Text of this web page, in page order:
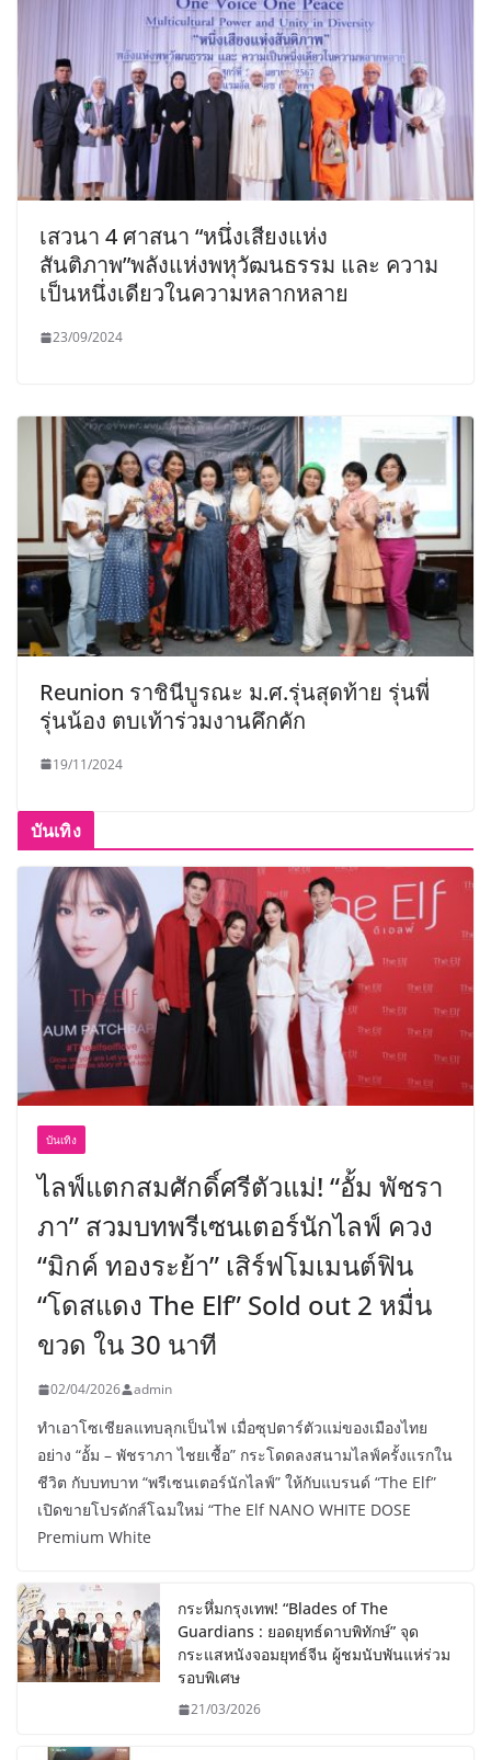
เสวนา 4 ศาสนา “หนึ่งเสียงแห่ง
สันติภาพ”พลังแห่งพหุวัฒนธรรม และ ความ
เป็นหนึ่งเดียวในความหลากหลาย
23/09/2024
Reunion ราชินีบูรณะ ม.ศ.รุ่นสุดท้าย รุ่นพี่
รุ่นน้อง ตบเท้าร่วมงานคึกคัก
19/11/2024
บันเทิง
บันเทิง
ไลฟ์แตกสมศักดิ์ศรีตัวแม่! “อั้ม พัชรา
ภา” สวมบทพรีเซนเตอร์นักไลฟ์ ควง
“มิกค์ ทองระย้า” เสิร์ฟโมเมนต์ฟิน
“โดสแดง The Elf” Sold out 2 หมื่น
ขวด ใน 30 นาที
02/04/2026 admin
ทำเอาโซเชียลแทบลุกเป็นไฟ เมื่อซุปตาร์ตัวแม่ของเมืองไทย
อย่าง “อั้ม – พัชราภา ไชยเชื้อ” กระโดดลงสนามไลฟ์ครั้งแรกใน
ชีวิต กับบทบาท “พรีเซนเตอร์นักไลฟ์” ให้กับแบรนด์ “The Elf”
เปิดขายโปรดักส์โฉมใหม่ “The Elf NANO WHITE DOSE
Premium White
กระหึ่มกรุงเทพ! “Blades of The
Guardians : ยอดยุทธ์ดาบพิทักษ์” จุด
กระแสหนังจอมยุทธ์จีน ผู้ชมนับพันแห่ร่วม
รอบพิเศษ
21/03/2026